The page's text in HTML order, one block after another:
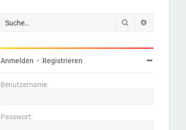
Suche
Anmelden • Registrieren
Benutzername:
Passwort: